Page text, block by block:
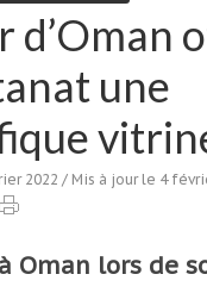
d’Oman
une
2022 / Mis à jour le 4
Oman lors de